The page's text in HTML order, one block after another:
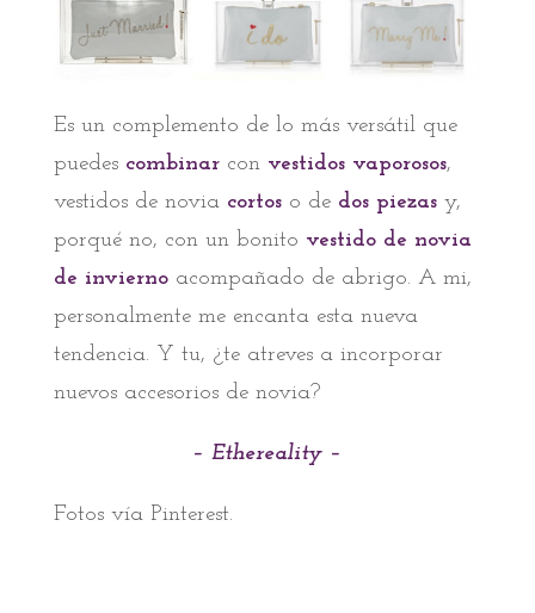
Es un complemento de lo más versátil que
puedes combinarconvestidos vaporosos,
vestidos de novia cortoso de dos piezasy,
porqué no, con un bonito vestido de novia
de inviernoacompañado de abrigo. A mi,
personalmente me encanta esta nueva
tendencia. Y tu, ¿te atreves a incorporar
nuevos accesorios de novia?
–Ethereality –
Fotos vía Pinterest.